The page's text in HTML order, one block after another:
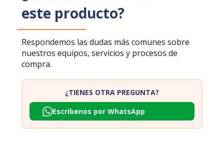
este producto?
Respondemos las dudas más comunes sobre
nuestros equipos, servicios y procesos de
compra.
¿TIENES OTRA PREGUNTA?
Escribenos por WhatsApp